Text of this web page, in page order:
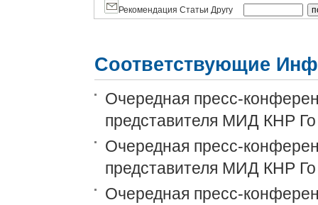
Рекомендация Статьи Другу
Соответствующие
Очередная пресс-
представителя МИД КНР Го
Очередная пресс-
представителя МИД КНР Го
Очередная пресс-